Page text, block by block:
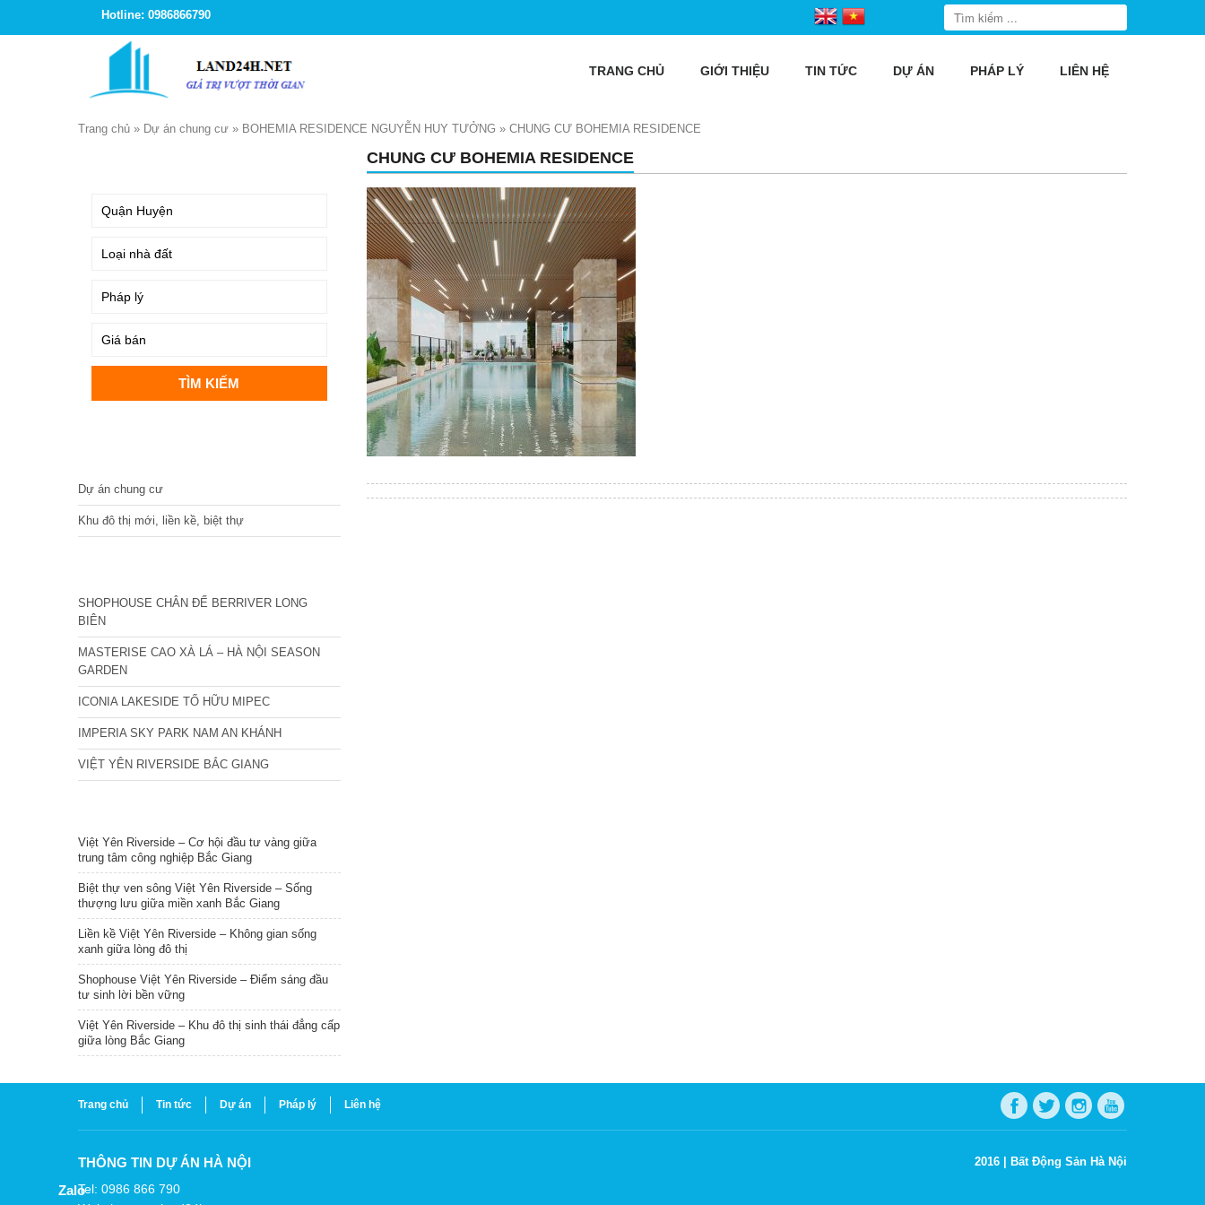
Hotline: 0986866790
TRANG CHỦ GIỚI THIỆU TIN TỨC DỰ ÁN PHÁP LÝ LIÊN HỆ
Trang chủ » Dự án chung cư » BOHEMIA RESIDENCE NGUYỄN HUY TƯỞNG » CHUNG CƯ BOHEMIA RESIDENCE
CHUNG CƯ BOHEMIA RESIDENCE
Dự án chung cư
Khu đô thị mới, liền kề, biệt thự
SHOPHOUSE CHÂN ĐẾ BERRIVER LONG
BIÊN
MASTERISE CAO XÀ LÁ – HÀ NỘI SEASON
GARDEN
ICONIA LAKESIDE TỐ HỮU MIPEC
IMPERIA SKY PARK NAM AN KHÁNH
VIỆT YÊN RIVERSIDE BẮC GIANG
Việt Yên Riverside – Cơ hội đầu tư vàng giữa
trung tâm công nghiệp Bắc Giang
Biệt thự ven sông Việt Yên Riverside – Sống
thượng lưu giữa miền xanh Bắc Giang
Liền kề Việt Yên Riverside – Không gian sống
xanh giữa lòng đô thị
Shophouse Việt Yên Riverside – Điểm sáng đầu
tư sinh lời bền vững
Việt Yên Riverside – Khu đô thị sinh thái đẳng cấp
giữa lòng Bắc Giang
Trang chủ Tin tức Dự án Pháp lý Liên hệ
THÔNG TIN DỰ ÁN HÀ NỘI
Tel: 0986 866 790
2016 | Bất Động Sản Hà Nội
Zalo